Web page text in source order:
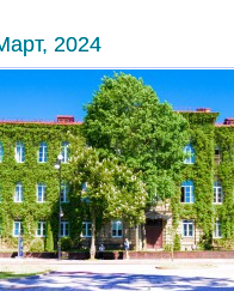
2024